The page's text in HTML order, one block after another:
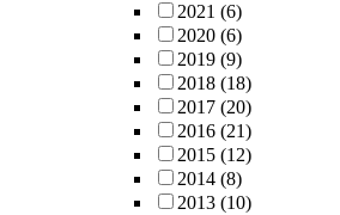
2021 (6)
2020 (6)
2019 (9)
2018 (18)
2017 (20)
2016 (21)
2015 (12)
2014 (8)
2013 (10)